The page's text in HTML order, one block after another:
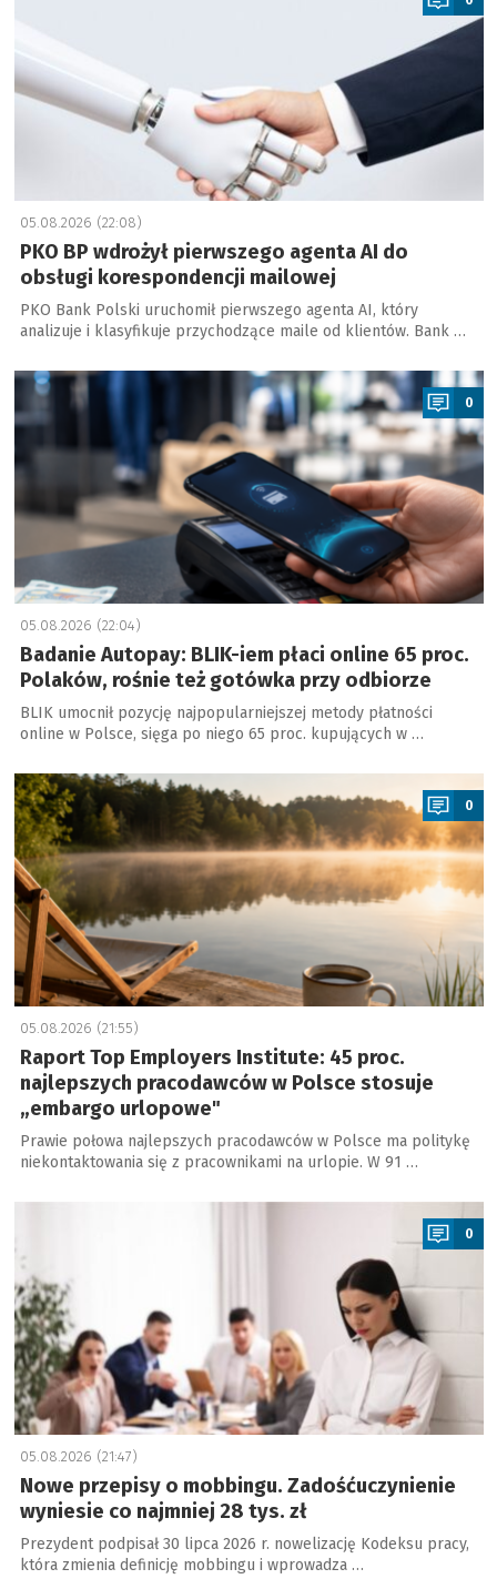
05.08.2026 (22:08)
PKO BP wdrożył pierwszego agenta AI do
obsługi korespondencji mailowej
PKO Bank Polski uruchomił pierwszego agenta AI, który
analizuje i klasyfikuje przychodzące maile od klientów. Bank …
a
0
05.08.2026 (22:04)
Badanie Autopay: BLIK-iem płaci online 65 proc.
Polaków, rośnie też gotówka przy odbiorze
BLIK umocnił pozycję najpopularniejszej metody płatności
online w Polsce, sięga po niego 65 proc. kupujących w …
a
0
05.08.2026 (21:55)
Raport Top Employers Institute: 45 proc.
najlepszych pracodawców w Polsce stosuje
„embargo urlopowe"
Prawie połowa najlepszych pracodawców w Polsce ma politykę
niekontaktowania się z pracownikami na urlopie. W 91 …
0
05.08.2026 (21:47)
Nowe przepisy o mobbingu. Zadośćuczynienie
wyniesie co najmniej 28 tys. zł
Prezydent podpisał 30 lipca 2026 r. nowelizację Kodeksu pracy,
która zmienia definicję mobbingu i wprowadza …